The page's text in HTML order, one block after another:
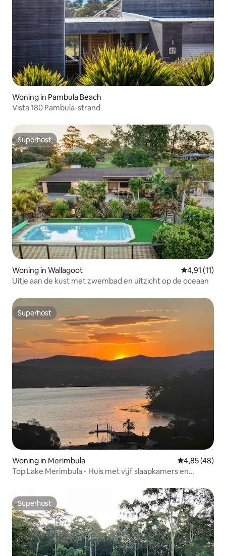
Woning in Pambula Beach
Vista 180 Pambula-strand
Superhost
Superhost
Woning in Wallagoot Gemiddelde
4,91 (11)
Uitje aan de kust met zwembad en uitzicht op de oceaan
Superhost
Superhost
Woning in Merimbula Gemiddelde
4,85 (48)
Top Lake Merimbula - Huis met vijf slaapkamers en
Superhost
Superhost